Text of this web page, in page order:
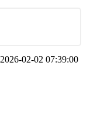
2026-02-02 07:39:00